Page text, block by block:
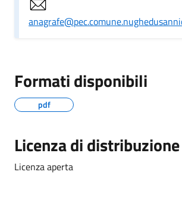
Formati disponibili
pdf
Licenza di distribuzione
Licenza aperta